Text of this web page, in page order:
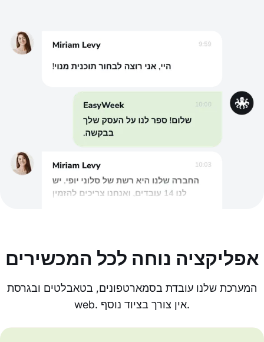
אפליקציה נוחה לכל המכשירים
המערכת שלנו עובדת בסמארטפונים, בטאבלטים ובגרסת
web. אין צורך בציוד נוסף.